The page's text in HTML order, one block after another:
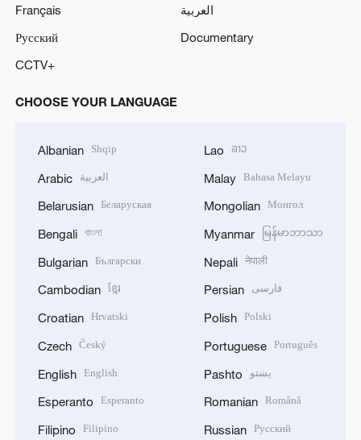
Français
العربية
Русский
Documentary
CCTV+
CHOOSE YOUR LANGUAGE
Albanian Shqip
Arabic العربية
Belarusian Беларуская
Bengali বাংলা
Bulgarian Български
Cambodian ខ្មែរ
Croatian Hrvatski
Czech Český
English English
Esperanto Esperanto
Filipino Filipino
Lao ລາວ
Malay Bahasa Melayu
Mongolian Монгол
Myanmar မြန်မာဘာသာ
Nepali नेपाली
Persian فارسی
Polish Polski
Portuguese Português
Pashto پښتو
Romanian Română
Russian Русский